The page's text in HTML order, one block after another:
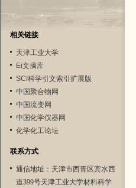
相关链接
天津工业大学
Ei文摘库
SCI科学引文索引扩展版
中国聚合物网
中国流变网
中国化学仪器网
化学化工论坛
联系方式
通信地址：天津市西青区宾水西
道399号天津工业大学材料科学